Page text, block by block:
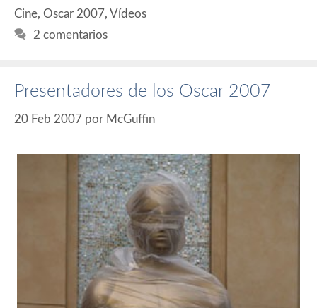
Cine, Oscar 2007, Vídeos
2 comentarios
Presentadores de los Oscar 2007
20 Feb 2007 por McGuffin